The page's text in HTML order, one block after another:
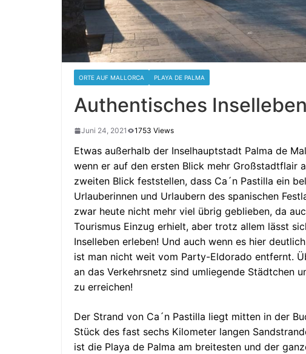
ORTE AUF MALLORCA PLAYA DE PALMA
Authentisches
Juni 24, 2021 1753 Views
Etwas außerhalb der Inselhauptstadt Palma de
wenn er auf den ersten Blick mehr Großstadtflair
zweiten Blick feststellen, dass Ca´n Pastilla ein
Urlauberinnen und Urlaubern des spanischen
zwar heute nicht mehr viel übrig geblieben, da
Tourismus Einzug erhielt, aber trotz allem lässt
Inselleben erleben! Und auch wenn es hier
ist man nicht weit vom Party-Eldorado entfernt.
an das Verkehrsnetz sind umliegende Städtchen
zu erreichen!
Der Strand von Ca´n Pastilla liegt mitten in der
Stück des fast sechs Kilometer langen
ist die Playa de Palma am breitesten und der